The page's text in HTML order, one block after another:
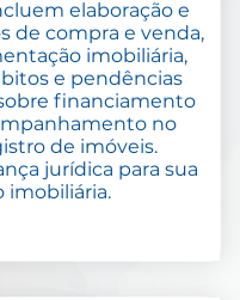
elaboração e
de compra e venda,
imobiliária,
e pendências
financiamento
no
de imóveis.
jurídica para sua
imobiliária.